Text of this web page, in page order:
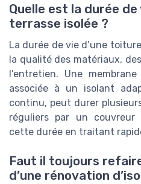
Quelle est la durée
terrasse isolée ?
La durée de vie d’une
la qualité des matériaux,
l’entretien. Une
associée à un isolant
continu, peut durer
réguliers par un
cette durée en traitant
Faut il toujours
d’une rénovation